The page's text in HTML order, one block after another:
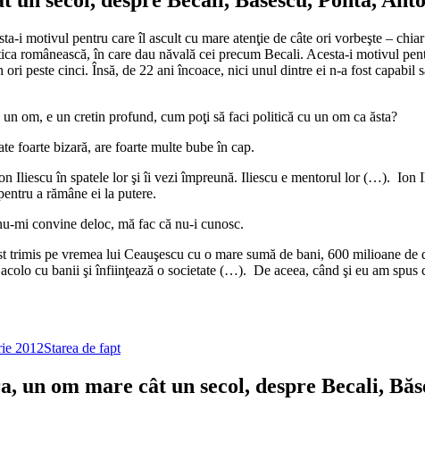
i motivul pentru care îl ascult cu mare atenţie de câte ori vorbeşte –
românească, în care dau năvală cei precum Becali. Acesta-i motivul
ori peste cinci. Însă, de 22 ani încoace, nici unul dintre ei n-a fost
om, e un cretin profund, cum poţi să faci politică cu un om ca ăsta?
foarte bizară, are foarte multe bube în cap.
Iliescu în spatele lor şi îi vezi împreună. Iliescu e mentorul lor (…). Ion
a rămâne ei la putere.
mi convine deloc, mă fac că nu-i cunosc.
trimis pe vremea lui Ceauşescu cu o mare sumă de bani, 600 milioane
cu banii şi înfiinţează o societate (…). De aceea, când şi eu am
2012Starea de fapt
un om mare cât un secol, despre Becali,